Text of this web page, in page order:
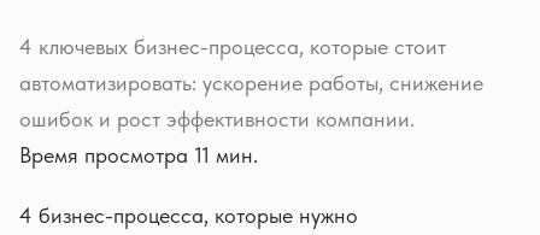
4 ключевых бизнес-процесса, которые стоит
автоматизировать: ускорение работы, снижение
ошибок и рост эффективности компании.
Время просмотра 11 мин.
4 бизнес-процесса, которые нужно